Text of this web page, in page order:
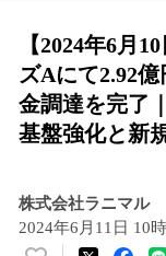
【2024年6月
ズAにて2.92
金調達を完了
基盤強化と新
株式会社ラニマル
2024年6月11日 10